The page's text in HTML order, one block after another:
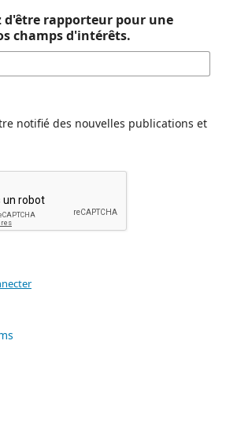
d'être rapporteur pour une
champs d'intérêts.
notifié des nouvelles publications et